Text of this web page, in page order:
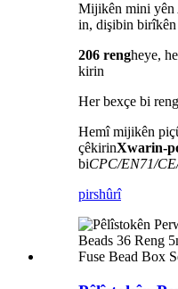
Mijikên mini yên
in, dişibin birîkên
206 rengheye,
kirin
Her bexçe bi
Hemî mijikên
çêkirinXwarin-
biCPC/EN71/
pirshûrî